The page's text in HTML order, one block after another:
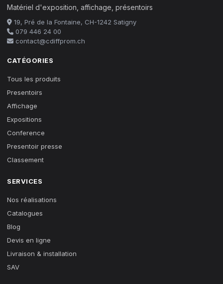
Matériel d'exposition, affichage, présentoirs
19, Pré de la Fontaine, CH-1242 Satigny
079 446 24 00
contact@cdiffprom.ch
CATÉGORIES
Tous les produits
Presentoirs
Affichage
Expositions
Conference
Presentoir presse
Classement
SERVICES
Nos réalisations
Catalogues
Blog
Devis en ligne
Livraison & installation
SAV